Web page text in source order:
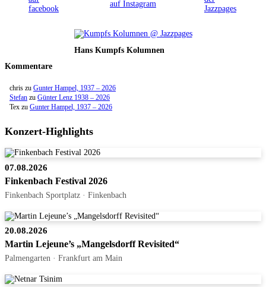
Hans Kumpfs Kolumnen
Kommentare
chris zu Gunter Hampel, 1937 – 2026
Stefan zu Günter Lenz 1938 – 2026
Tex zu Gunter Hampel, 1937 – 2026
Konzert-Highlights
07.08.2026
Finkenbach Festival 2026
Finkenbach Sportplatz · Finkenbach
20.08.2026
Martin Lejeune’s „Mangelsdorff Revisited“
Palmengarten · Frankfurt am Main